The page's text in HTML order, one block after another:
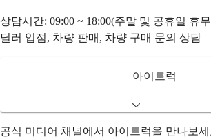
상담시간: 09:00 ~ 18:00(주말 및 공휴일 휴
딜러 입점, 차량 판매, 차량 구매 문의 상담
아이트럭
공식 미디어 채널에서 아이트럭을 만나보세